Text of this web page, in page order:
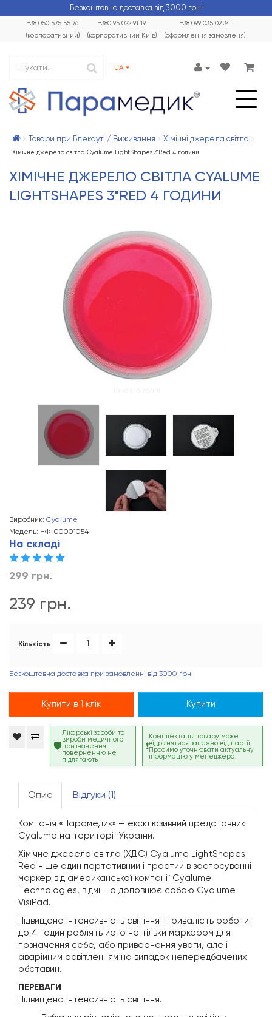
Безкоштовна доставка від 3000 грн!
+38 099 035 02 34
(оформлення замовленя)
+38 050 575 55 76
(корпоративний)
+380 95 022 91 19
(корпоративний Київ)
UA
Товари при Блекауті / Виживання Хімічні джерела світла
Хімічне джерело світла Cyalume LightShapes 3"Red 4 години
ХІМІЧНЕ ДЖЕРЕЛО СВІТЛА CYALUME
LIGHTSHAPES 3"RED 4 ГОДИНИ
Виробник: Cyalume
Модель: НФ-00001054
На складі
299 грн.
239 грн.
Кількість
Безкоштовна доставка при замовленні від 3000 грн
Купити в 1 клік Купити
Лікарські засоби та
вироби медичного
призначення
поверненню не
підлягають
Комплектація товару може
відрізнятися залежно від партії.
Просимо уточнювати актуальну
інформацію у менеджера.
Опис Відгуки (1)
Компанія «Парамедик» — ексклюзивний представник
Cyalume на території України.
Хімічне джерело світла (ХДС) Cyalume LightShapes
Red - ще один портативний і простий в застосуванні
маркер від американської компанії Cyalume
Technologies, відмінно доповнює собою Cyalume
VisiPad.
Підвищена інтенсивність світіння і тривалість роботи
до 4 годин роблять його не тільки маркером для
позначення себе, або привернення уваги, але і
аварійним освітленням на випадок непередбачених
обставин.
ПЕРЕВАГИ
Підвищена інтенсивність світіння.